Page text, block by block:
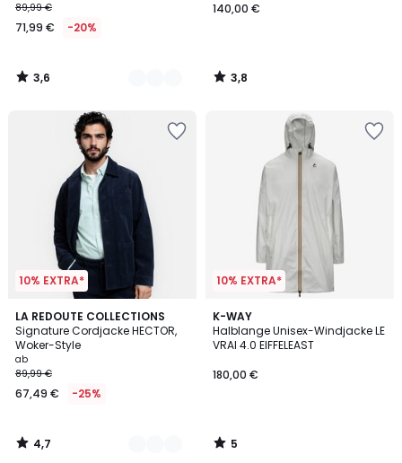
€
Statt
€
20%
angewendet.
89,99 €
71,99 € -20%
3,6
/
140,00 €
3,8
/
10% EXTRA*
LA REDOUTE COLLECTIONS
Signature Cordjacke HECTOR,
Woker-Style
ab
89,99 €
67,49 € -25%
4,7
/ 5
3
Farben
4,7
/
10% EXTRA*
K-WAY
Halblange Unisex-Windjacke LE
VRAI 4.0 EIFFELEAST
180,00 €
5
/
5
5
/